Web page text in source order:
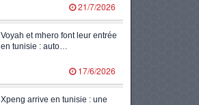
21/7/2026
Voyah et mhero font leur entrée
en tunisie : auto…
17/6/2026
Xpeng arrive en tunisie : une